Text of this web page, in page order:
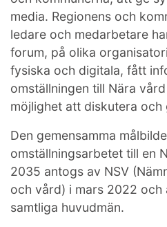
media. Regionens och
ledare och medarbetare
forum, på olika
fysiska och digitala, fått
omställningen till Nära
möjlighet att diskutera och
Den gemensamma
omställningsarbetet till en
2035 antogs av NSV
och vård) i mars 2022 och
samtliga huvudmän.